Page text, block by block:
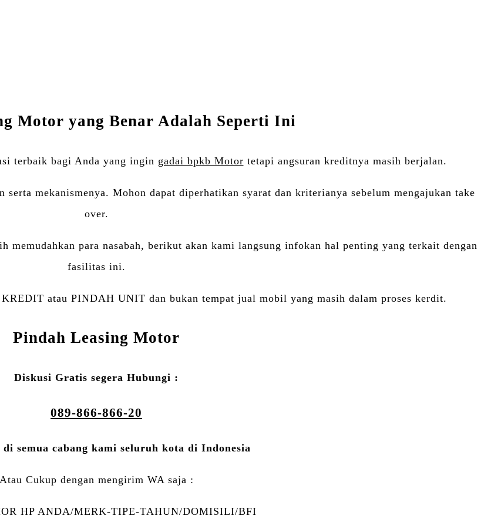
Motor yang Benar Adalah Seperti Ini
terbaik bagi Anda yang ingin gadai bpkb Motor tetapi angsuran kreditnya masih berjalan.
serta mekanismenya. Mohon dapat diperhatikan syarat dan kriterianya sebelum mengajukan take
over.
para nasabah, berikut akan kami langsung infokan hal penting yang terkait dengan
fasilitas ini.
atau PINDAH UNIT dan bukan tempat jual mobil yang masih dalam proses kerdit.
Pindah Leasing Motor
Diskusi Gratis segera Hubungi :
089-866-866-20
di semua cabang kami seluruh kota di Indonesia
Atau Cukup dengan mengirim WA saja :
HP ANDA/MERK-TIPE-TAHUN/DOMISILI/BFI